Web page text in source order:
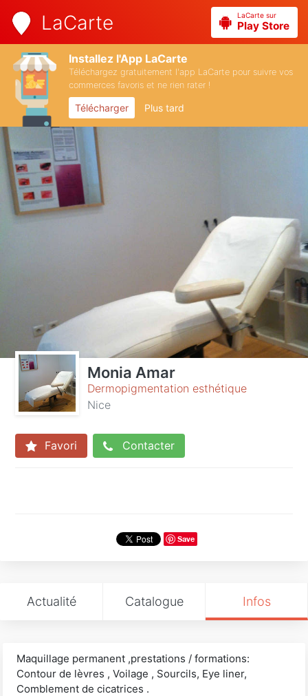
LaCarte LaCarte sur
Play Store
Installez l'App LaCarte
Téléchargez gratuitement l'app LaCarte pour suivre vos
commerces favoris et ne rien rater !
Télécharger Plus tard
Monia Amar
Dermopigmentation esthétique
Nice
Favori Contacter
Save
Actualité Catalogue Infos
Maquillage permanent ,prestations / formations:
Contour de lèvres , Voilage , Sourcils, Eye liner,
Comblement de cicatrices .